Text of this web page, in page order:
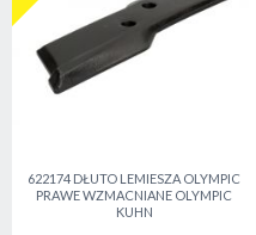
622174 DŁUTO LEMIESZA OLYMPIC
PRAWE WZMACNIANE OLYMPIC
KUHN